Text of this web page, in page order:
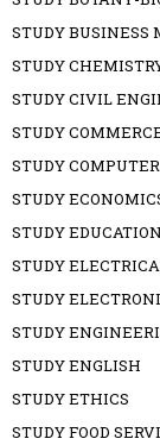
STUDY BUSINESS
STUDY
STUDY CIVIL
STUDY
STUDY COMPUTER
STUDY
STUDY EDUCATION
STUDY
STUDY
STUDY
STUDY ENGLISH
STUDY ETHICS
STUDY FOOD